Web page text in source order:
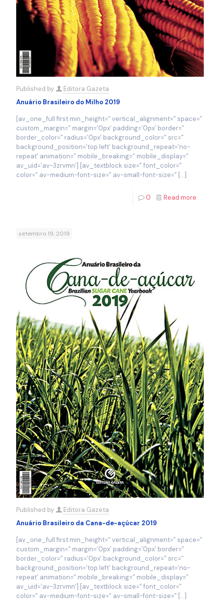
Published by
Editora Gazeta
Anuário Brasileiro do Milho 2019
[av_one_full first min_height=” vertical_alignment=” space=”
custom_margin=” margin=’0px’ padding=’0px’ border=”
border_color=” radius=’0px’ background_color=” src=”
background_position=’top left’ background_repeat=’no-
repeat’ animation=” mobile_breaking=” mobile_display=”
av_uid=’av-3zrvmn’] [av_textblock size=” font_color=”
color=” av-medium-font-size=” av-small-font-size=” […]
0 Read more
setembro 19, 2019
Published by
Editora Gazeta
Anuário Brasileiro da Cana-de-açúcar 2019
[av_one_full first min_height=” vertical_alignment=” space=”
custom_margin=” margin=’0px’ padding=’0px’ border=”
border_color=” radius=’0px’ background_color=” src=”
background_position=’top left’ background_repeat=’no-
repeat’ animation=” mobile_breaking=” mobile_display=”
av_uid=’av-3zrvmn’] [av_textblock size=” font_color=”
color=” av-medium-font-size=” av-small-font-size=” […]